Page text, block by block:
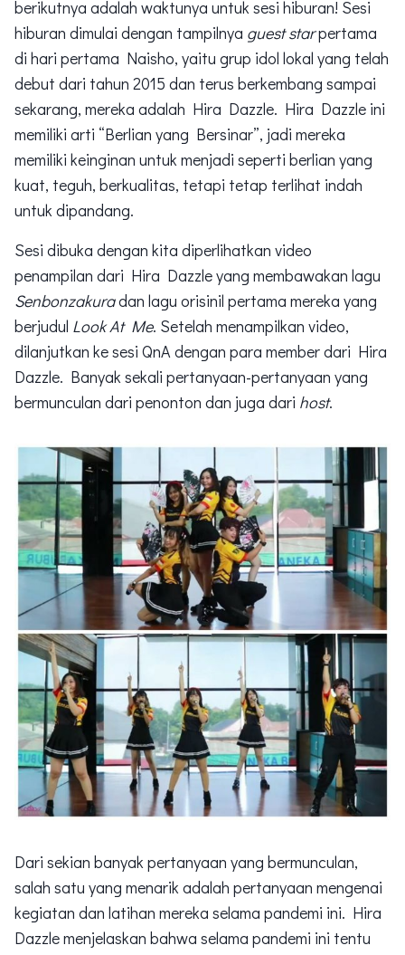
berikutnya adalah waktunya untuk sesi hiburan! Sesi
hiburan dimulai dengan tampilnya guest starpertama
di hari pertama Naisho, yaitu grup idol lokal yang telah
debut dari tahun 2015 dan terus berkembang sampai
sekarang, mereka adalah Hira Dazzle. Hira Dazzle ini
memiliki arti “Berlian yang Bersinar”, jadi mereka
memiliki keinginan untuk menjadi seperti berlian yang
kuat, teguh, berkualitas, tetapi tetap terlihat indah
untuk dipandang.
Sesi dibuka dengan kita diperlihatkan video
penampilan dari Hira Dazzle yang membawakan lagu
Senbonzakuradan lagu orisinil pertama mereka yang
berjudul Look At Me. Setelah menampilkan video,
dilanjutkan ke sesi QnA dengan para member dari Hira
Dazzle. Banyak sekali pertanyaan-pertanyaan yang
bermunculan dari penonton dan juga dari host.
Dari sekian banyak pertanyaan yang bermunculan,
salah satu yang menarik adalah pertanyaan mengenai
kegiatan dan latihan mereka selama pandemi ini. Hira
Dazzle menjelaskan bahwa selama pandemi ini tentu